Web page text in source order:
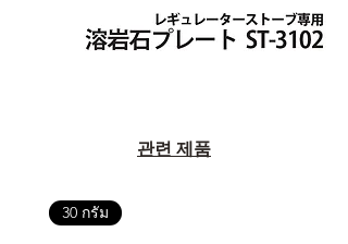
관련 제품
30 กรัม